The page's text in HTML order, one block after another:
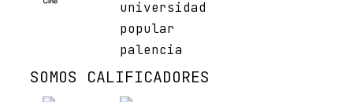
SOMOS CALIFICADORES